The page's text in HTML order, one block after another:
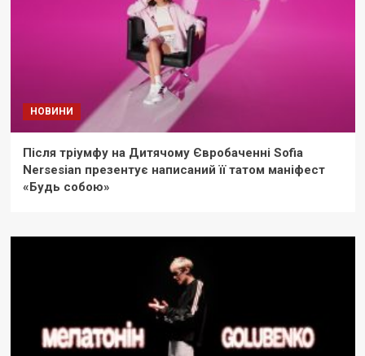
НОВИНИ
Після тріумфу на Дитячому Євробаченні Sofia
Nersesian презентує написаний її татом маніфест
«Будь собою»